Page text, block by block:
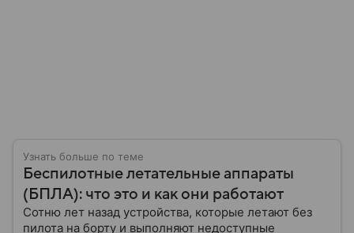
Узнать больше по теме
Беспилотные летательные аппараты
(БПЛА): что это и как они работают
Сотню лет назад устройства, которые летают без
пилота на борту и выполняют недоступные